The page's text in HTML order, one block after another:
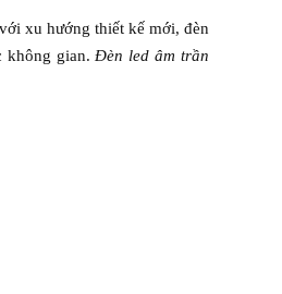
xu hướng thiết kế mới, đèn
không gian.Đèn led âm trần